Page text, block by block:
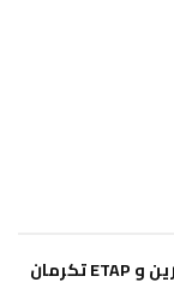
للسنة الرابعة على التوالي: مازارين و ETAP تكرمان